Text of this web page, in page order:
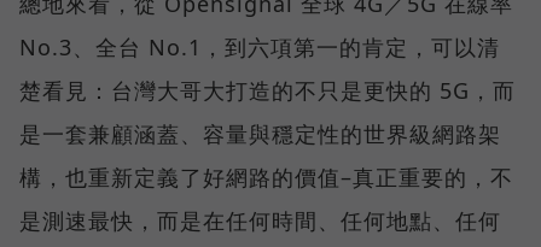
No.3、全台 No.1，到六項第一的肯定，可以清
楚看見：台灣大哥大打造的不只是更快的 5G，而
是一套兼顧涵蓋、容量與穩定性的世界級網路架
構，也重新定義了好網路的價值–真正重要的，不
是測速最快，而是在任何時間、任何地點、任何